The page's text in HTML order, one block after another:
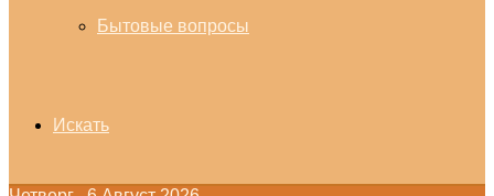
Бытовые вопросы
Искать